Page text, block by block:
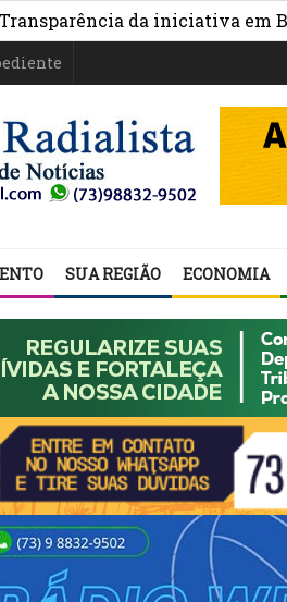
da iniciativa em Brasília
SUA REGIÃO ECONOMIA